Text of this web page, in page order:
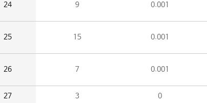
24 9 0.001
25 15 0.001
26 7 0.001
27 3 0